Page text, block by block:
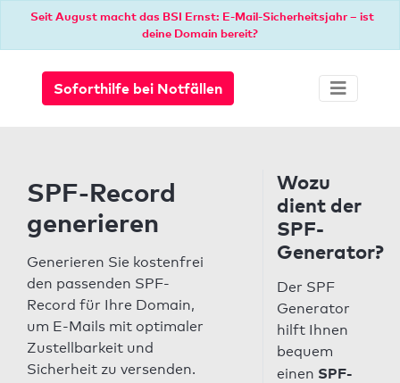
Seit August macht das BSI Ernst: E-Mail-Sicherheitsjahr – ist
deine Domain bereit?
Soforthilfe bei Notfällen
SPF-Record
generieren
Generieren Sie kostenfrei
den passenden SPF-
Record für Ihre Domain,
um E-Mails mit optimaler
Zustellbarkeit und
Sicherheit zu versenden.
Wozu
dient der
SPF-
Generator?
Der SPF
Generator
hilft Ihnen
bequem
einen SPF-